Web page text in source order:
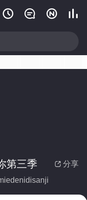
   
 分享
第三季